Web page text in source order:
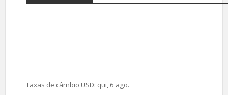
Taxas de câmbioUSD: qui, 6 ago.